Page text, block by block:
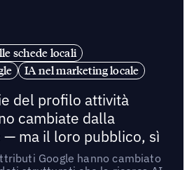
schede locali
IA nel marketing locale
del profilo attività
cambiate dalla
ma il loro pubblico, sì
Google hanno cambiato